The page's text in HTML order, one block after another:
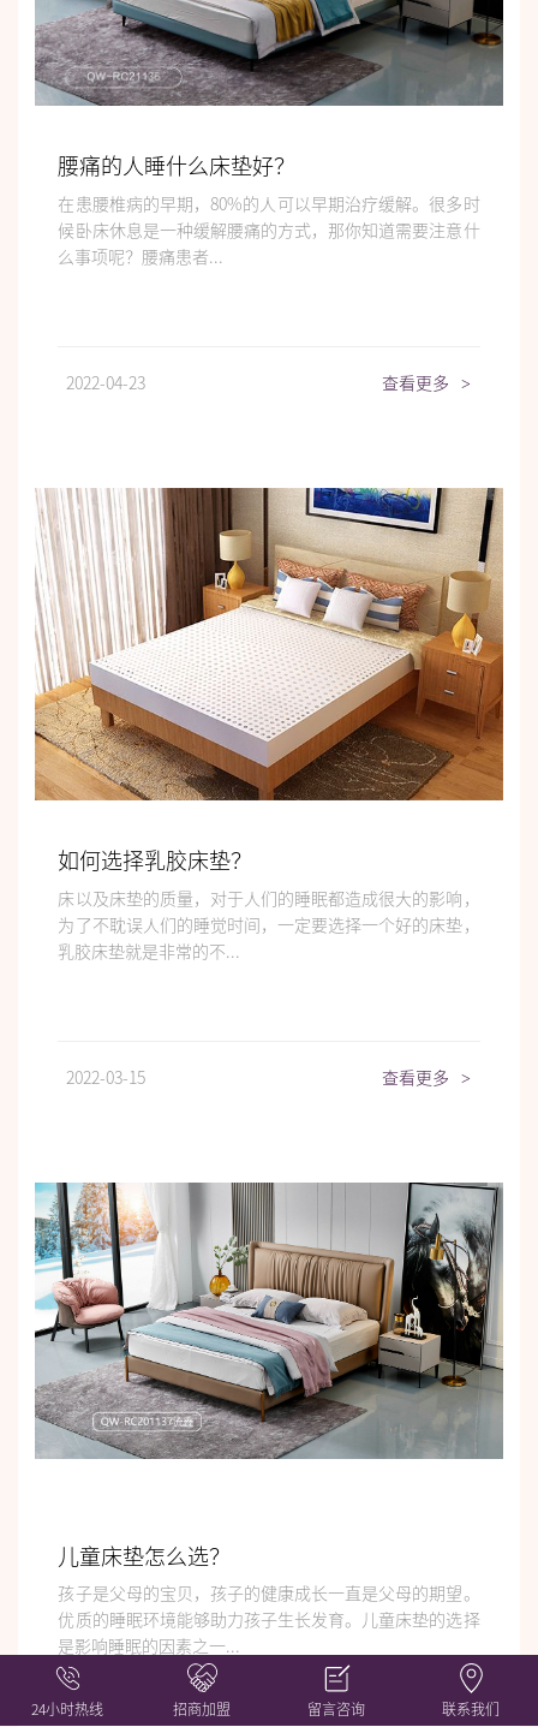
腰痛的人睡什么床垫好？
在患腰椎病的早期，80%的人可以早期治疗缓解。很多时
候卧床休息是一种缓解腰痛的方式，那你知道需要注意什
么事项呢？腰痛患者...
2022-04-23 查看更多 >
如何选择乳胶床垫？
床以及床垫的质量，对于人们的睡眠都造成很大的影响，
为了不耽误人们的睡觉时间，一定要选择一个好的床垫，
乳胶床垫就是非常的不...
2022-03-15 查看更多 >
儿童床垫怎么选？
孩子是父母的宝贝，孩子的健康成长一直是父母的期望。
优质的睡眠环境能够助力孩子生长发育。儿童床垫的选择
是影响睡眠的因素之一...
24小时热线 招商加盟 留言咨询 联系我们